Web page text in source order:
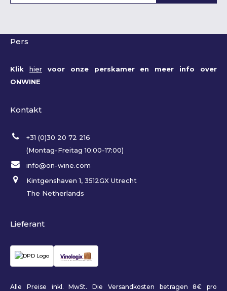
Pers
Klik hiervoor onze perskamer en meer info over
ONWINE
Kontakt
+31 (0)30 20 72 216
(Montag-Freitag 10:00-17:00)
info@on-wine.com
Kintgenshaven 1, 3512GX Utrecht
The Netherlands
Lieferant
Alle Preise inkl. MwSt. Die Versandkosten betragen 8€ pro